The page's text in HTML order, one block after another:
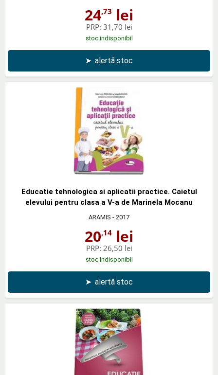
24,73 lei
PRP: 31,70 lei
stoc indisponibil
➤ alertă stoc
Educatie tehnologica si aplicatii practice. Caietul
elevului pentru clasa a V-a de Marinela Mocanu
ARAMIS - 2017
20,14 lei
PRP: 26,50 lei
stoc indisponibil
➤ alertă stoc